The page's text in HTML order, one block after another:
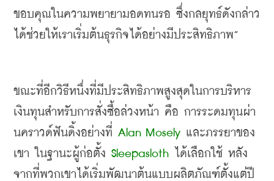
ขอบคุณในความพยายามอดทนรอ ซึ่งกลยุทธ์ดังกล่าว
ได้ช่วยให้เราเริ่มต้นธุรกิจได้อย่างมีประสิทธิภาพ”
ขณะที่อีกวิธีหนึ่งที่มีประสิทธิภาพสูงสุดในการบริหาร
เงินทุนสำหรับการสั่งซื้อล่วงหน้า คือ การระดมทุนผ่า
นคราวด์ฟันดิ้งอย่างที่ Alan Mosely และภรรยาของ
เขา ในฐานะผู้ก่อตั้ง Sleepasloth ได้เลือกใช้ หลัง
จากที่พวกเขาได้เริ่มพัฒนาต้นแบบผลิตภัณฑ์ตั้งแต่ปี